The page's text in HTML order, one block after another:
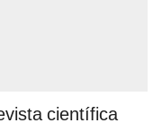
científica